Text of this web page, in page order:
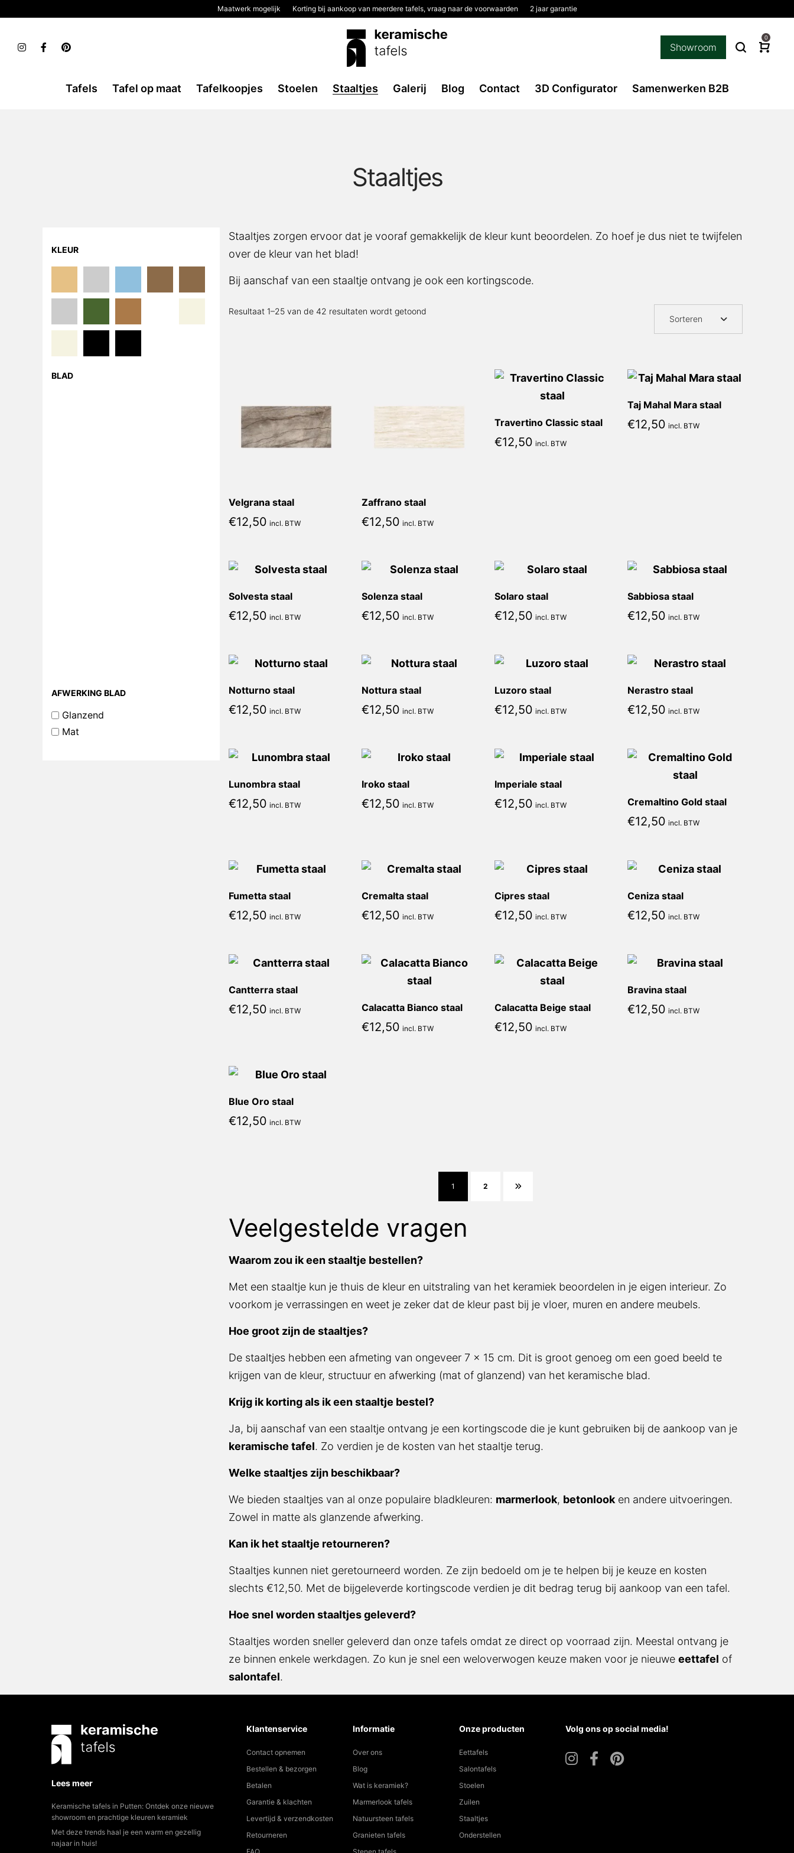
Maatwerk mogelijk Korting bij aankoop van meerdere tafels, vraag naar de voorwaarden 2 jaar garantie
Showroom
0
Tafels Tafel op maat Tafelkoopjes Stoelen Staaltjes Galerij Blog Contact 3D Configurator Samenwerken B2B
Staaltjes
Staaltjes zorgen ervoor dat je vooraf gemakkelijk de kleur kunt beoordelen. Zo hoef je dus niet te twijfelen
over de kleur van het blad!
Bij aanschaf van een staaltje ontvang je ook een kortingscode.
Resultaat 1–25 van de 42 resultaten wordt getoond
Sorteren
Velgrana staal
€12,50 incl. BTW
Zaffrano staal
€12,50 incl. BTW
Travertino Classic staal
€12,50 incl. BTW
Taj Mahal Mara staal
€12,50 incl. BTW
Solvesta staal
€12,50 incl. BTW
Solenza staal
€12,50 incl. BTW
Solaro staal
€12,50 incl. BTW
Sabbiosa staal
€12,50 incl. BTW
Notturno staal
€12,50 incl. BTW
Nottura staal
€12,50 incl. BTW
Luzoro staal
€12,50 incl. BTW
Nerastro staal
€12,50 incl. BTW
Lunombra staal
€12,50 incl. BTW
Iroko staal
€12,50 incl. BTW
Imperiale staal
€12,50 incl. BTW Cremaltino Gold staal
€12,50 incl. BTW
Fumetta staal
€12,50 incl. BTW
Cremalta staal
€12,50 incl. BTW
Cipres staal
€12,50 incl. BTW
Ceniza staal
€12,50 incl. BTW
Cantterra staal
€12,50 incl. BTW Calacatta Bianco staal
€12,50 incl. BTW
Calacatta Beige staal
€12,50 incl. BTW
Bravina staal
€12,50 incl. BTW
Blue Oro staal
€12,50 incl. BTW
1 2
Veelgestelde vragen
Waarom zou ik een staaltje bestellen?
Met een staaltje kun je thuis de kleur en uitstraling van het keramiek beoordelen in je eigen interieur. Zo
voorkom je verrassingen en weet je zeker dat de kleur past bij je vloer, muren en andere meubels.
Hoe groot zijn de staaltjes?
De staaltjes hebben een afmeting van ongeveer 7 x 15 cm. Dit is groot genoeg om een goed beeld te
krijgen van de kleur, structuur en afwerking (mat of glanzend) van het keramische blad.
Krijg ik korting als ik een staaltje bestel?
Ja, bij aanschaf van een staaltje ontvang je een kortingscode die je kunt gebruiken bij de aankoop van je
keramische tafel. Zo verdien je de kosten van het staaltje terug.
Welke staaltjes zijn beschikbaar?
We bieden staaltjes van al onze populaire bladkleuren: marmerlook, betonlook en andere uitvoeringen.
Zowel in matte als glanzende afwerking.
Kan ik het staaltje retourneren?
Staaltjes kunnen niet geretourneerd worden. Ze zijn bedoeld om je te helpen bij je keuze en kosten
slechts €12,50. Met de bijgeleverde kortingscode verdien je dit bedrag terug bij aankoop van een tafel.
Hoe snel worden staaltjes geleverd?
Staaltjes worden sneller geleverd dan onze tafels omdat ze direct op voorraad zijn. Meestal ontvang je
ze binnen enkele werkdagen. Zo kun je snel een weloverwogen keuze maken voor je nieuwe eettafel of
salontafel.
KLEUR
BLAD
AFWERKING BLAD
Glanzend
Mat
Lees meer
Keramische tafels in Putten: Ontdek onze nieuwe
showroom en prachtige kleuren keramiek
Met deze trends haal je een warm en gezellig
najaar in huis!
Klantenservice
Contact opnemen
Bestellen & bezorgen
Betalen
Garantie & klachten
Levertijd & verzendkosten
Retourneren
Informatie
Over ons
Blog
Wat is keramiek?
Marmerlook tafels
Natuursteen tafels
Granieten tafels
Onze producten
Eettafels
Salontafels
Stoelen
Zuilen
Staaltjes
Onderstellen
Volg ons op social media!